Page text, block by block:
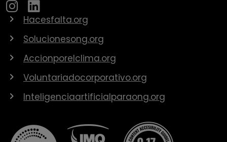
Hacesfalta.org
Solucionesong.org
Accionporelclima.org
Voluntariadocorporativo.org
Inteligenciaartificialparaong.org